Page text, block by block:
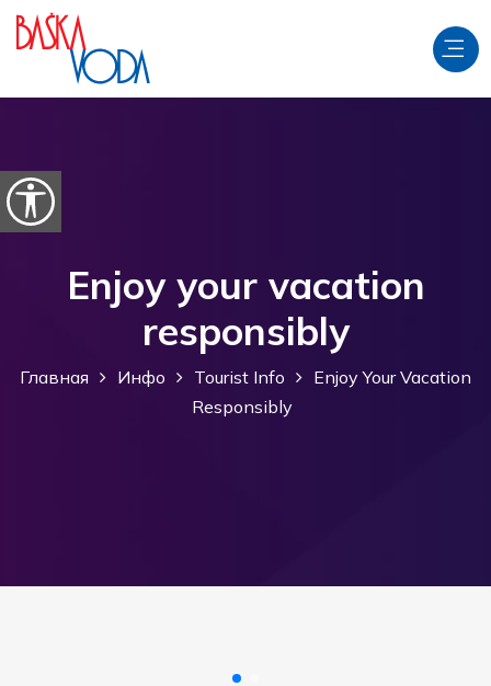
перейти к содержанию
Откройте параметры доступности
Enjoy your vacation
responsibly
Главная Инфо Tourist Info
Enjoy Your Vacation
Responsibly